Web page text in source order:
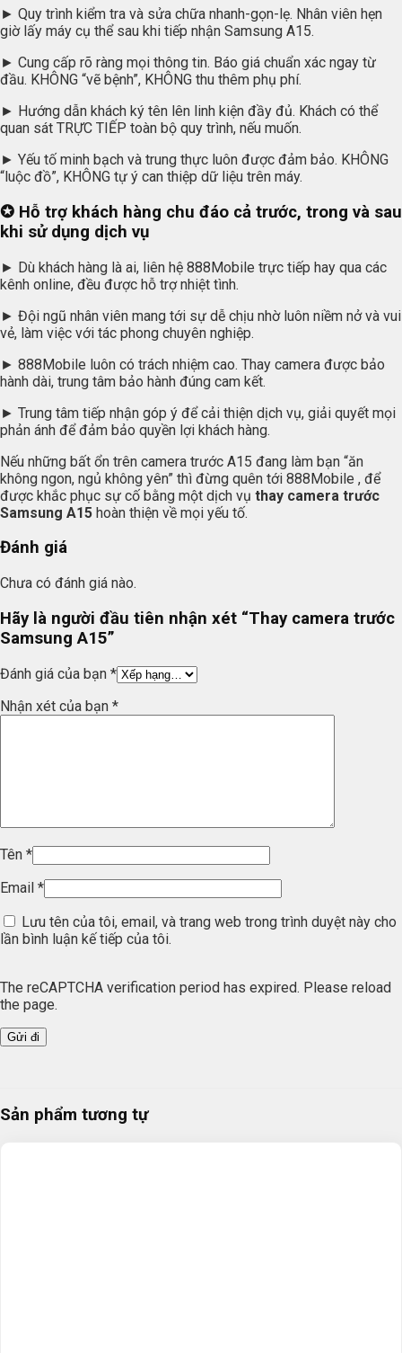
► Quy trình kiểm tra và sửa chữa nhanh-gọn-lẹ. Nhân viên hẹn
giờ lấy máy cụ thể sau khi tiếp nhận Samsung A15.
► Cung cấp rõ ràng mọi thông tin. Báo giá chuẩn xác ngay từ
đầu. KHÔNG “vẽ bệnh”, KHÔNG thu thêm phụ phí.
► Hướng dẫn khách ký tên lên linh kiện đầy đủ. Khách có thể
quan sát TRỰC TIẾP toàn bộ quy trình, nếu muốn.
► Yếu tố minh bạch và trung thực luôn được đảm bảo. KHÔNG
“luộc đồ”, KHÔNG tự ý can thiệp dữ liệu trên máy.
✪ Hỗ trợ khách hàng chu đáo cả trước, trong và sau
khi sử dụng dịch vụ
► Dù khách hàng là ai, liên hệ 888Mobile trực tiếp hay qua các
kênh online, đều được hỗ trợ nhiệt tình.
► Đội ngũ nhân viên mang tới sự dễ chịu nhờ luôn niềm nở và vui
vẻ, làm việc với tác phong chuyên nghiệp.
► 888Mobile luôn có trách nhiệm cao. Thay camera được bảo
hành dài, trung tâm bảo hành đúng cam kết.
► Trung tâm tiếp nhận góp ý để cải thiện dịch vụ, giải quyết mọi
phản ánh để đảm bảo quyền lợi khách hàng.
Nếu những bất ổn trên camera trước A15 đang làm bạn “ăn
không ngon, ngủ không yên” thì đừng quên tới 888Mobile , để
được khắc phục sự cố bằng một dịch vụ thay camera trước
Samsung A15 hoàn thiện về mọi yếu tố.
Đánh giá
Chưa có đánh giá nào.
Hãy là người đầu tiên nhận xét “Thay camera trước
Samsung A15”
Đánh giá của bạn *
Nhận xét của bạn *
Tên *
Email *
Lưu tên của tôi, email, và trang web trong trình duyệt này cho
lần bình luận kế tiếp của tôi.
The reCAPTCHA verification period has expired. Please reload
the page.
Sản phẩm tương tự